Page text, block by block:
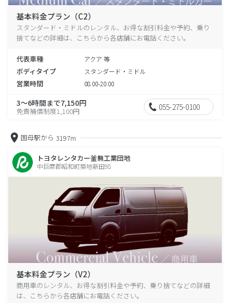
基本料金プラン（C2）
スタンダード・ミドルのレンタル、お得な割引料金や予約、乗り
捨てなどの詳細は、こちらから各店舗にお電話ください。
代表車種 アクア 等
ボディタイプ スタンダード・ミドル
営業時間 08:00-20:00
3～6時間まで7,150円
免責補償制度1,100円 055-275-0100
国母駅から 3197m
トヨタレンタカー釜無工業団地
中巨摩郡昭和町築地新田98
基本料金プラン（V2）
商用車のレンタル、お得な割引料金や予約、乗り捨てなどの詳細
は、こちらから各店舗にお電話ください。